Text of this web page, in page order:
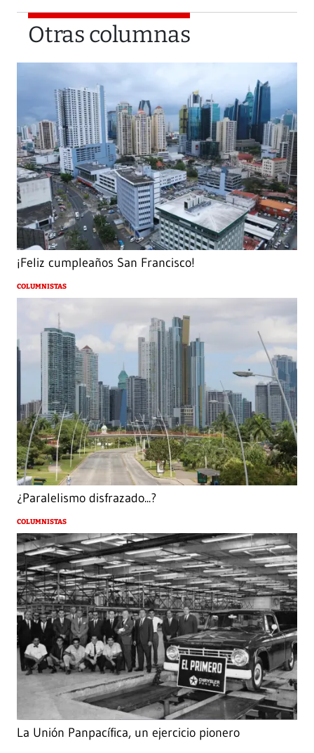
Otras columnas
¡Feliz cumpleaños San Francisco!
COLUMNISTAS
¿Paralelismo disfrazado...?
COLUMNISTAS
La Unión Panpacífica, un ejercicio pionero